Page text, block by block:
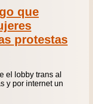
que
protestas
el lobby trans al
y por internet un